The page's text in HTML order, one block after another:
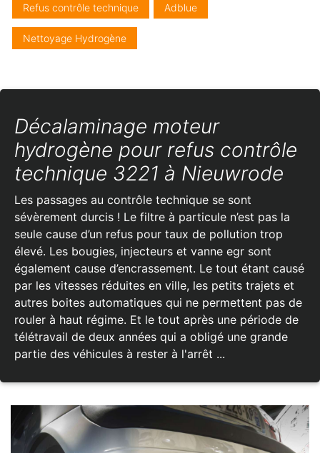
Refus contrôle technique Adblue
Nettoyage Hydrogène
Décalaminage moteur
hydrogène pour refus contrôle
technique 3221 à Nieuwrode
Les passages au contrôle technique se sont
sévèrement durcis ! Le filtre à particule n’est pas la
seule cause d’un refus pour taux de pollution trop
élevé. Les bougies, injecteurs et vanne egr sont
également cause d’encrassement. Le tout étant causé
par les vitesses réduites en ville, les petits trajets et
autres boites automatiques qui ne permettent pas de
rouler à haut régime. Et le tout après une période de
télétravail de deux années qui a obligé une grande
partie des véhicules à rester à l'arrêt ...